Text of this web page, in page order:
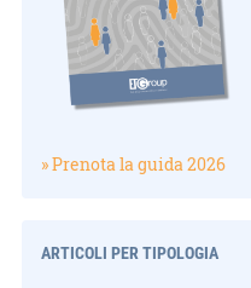
» Prenota la guida 2026
ARTICOLI PER TIPOLOGIA